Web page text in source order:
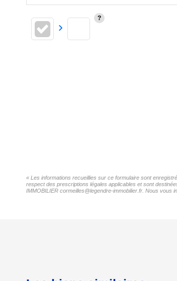
« Les informations recueillies sur ce formulaire sont
respect des prescriptions légales applicables et sont
IMMOBILIER cormeilles@legendre-immobilier.fr. Nous vous